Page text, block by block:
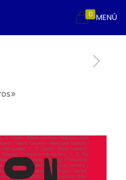
MENÚ
0